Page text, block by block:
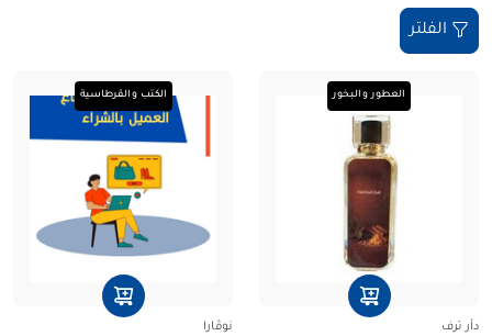
الفلتر
العطور والبخور
دأر ترف
الكتب والقرطاسية
نوڤارا